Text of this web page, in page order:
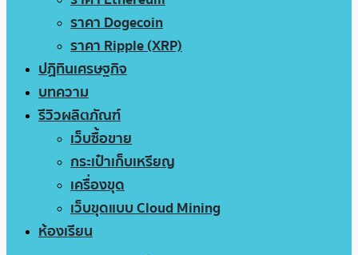
ราคา Dogecoin
ราคา Ripple (XRP)
ปฏิทินเศรษฐกิจ
บทความ
รีวิวผลิตภัณฑ์
เว็บซื้อขาย
กระเป๋าเก็บเหรียญ
เครื่องขุด
เว็บขุดแบบ Cloud Mining
ห้องเรียน